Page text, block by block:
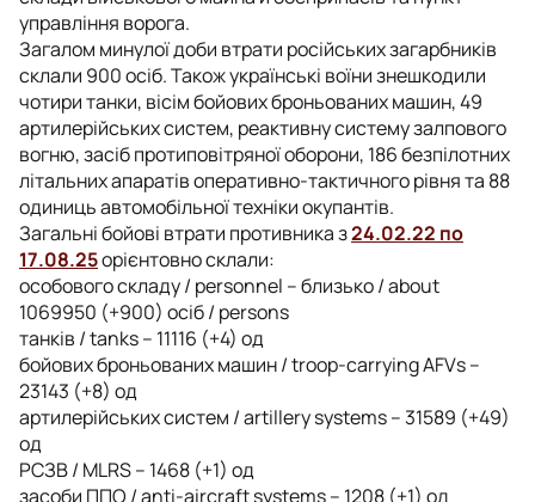
управління ворога.
Загалом минулої доби втрати російських загарбників
склали 900 осіб. Також українські воїни знешкодили
чотири танки, вісім бойових броньованих машин, 49
артилерійських систем, реактивну систему залпового
вогню, засіб протиповітряної оборони, 186 безпілотних
літальних апаратів оперативно-тактичного рівня та 88
одиниць автомобільної техніки окупантів.
Загальні бойові втрати противника з24.02.22 по
17.08.25орієнтовно склали:
особового складу / personnel – близько / about
1069950 (+900) осіб / persons
танків / tanks – 11116 (+4) од
бойових броньованих машин / troop-carrying AFVs –
23143 (+8) од
артилерійських систем / artillery systems – 31589 (+49)
од
РСЗВ / MLRS – 1468 (+1) од
засоби ППО / anti-aircraft systems – 1208 (+1) од